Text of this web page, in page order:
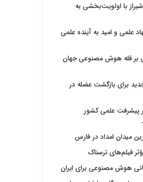
با اولویت‌بخشی به
علمی و امید به آینده علمی
بر قله هوش مصنوعی جهان
جدید برای بازگشت عضله در
پیشرفت علمی کشور
میدان امداد در فارس
فیلم‌های ترسناک